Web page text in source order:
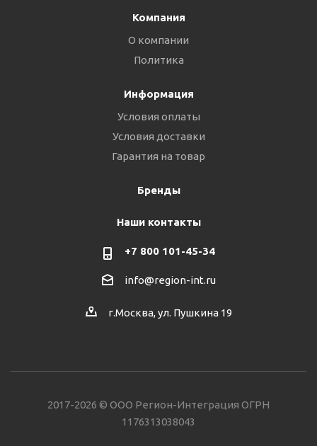
Компания
О компании
Политика
Информация
Условия оплаты
Условия доставки
Гарантия на товар
Бренды
Наши контакты
+7 800 101-45-34
info@region-int.ru
г.Москва, ул. Пушкина 19
2017-2026 © ООО Регион-Интеграция ОГРН
1176313038043